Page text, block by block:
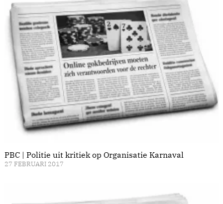
PBC | Politie uit kritiek op Organisatie Karnaval
27 FEBRUARI 2017